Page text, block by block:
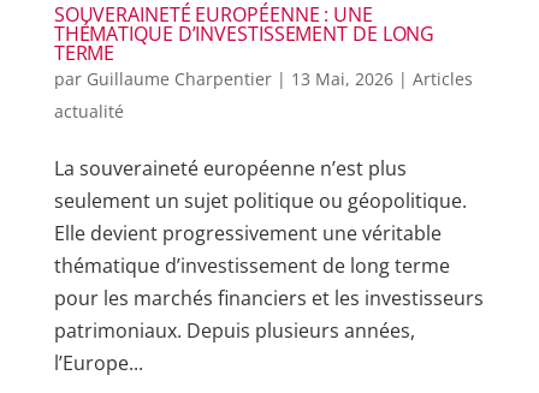
SOUVERAINETÉ EUROPÉENNE : UNE
THÉMATIQUE D’INVESTISSEMENT DE LONG
TERME
par Guillaume Charpentier| 13 Mai, 2026| Articles
actualité
La souveraineté européenne n’est plus
seulement un sujet politique ou géopolitique.
Elle devient progressivement une véritable
thématique d’investissement de long terme
pour les marchés financiers et les investisseurs
patrimoniaux. Depuis plusieurs années,
l’Europe...